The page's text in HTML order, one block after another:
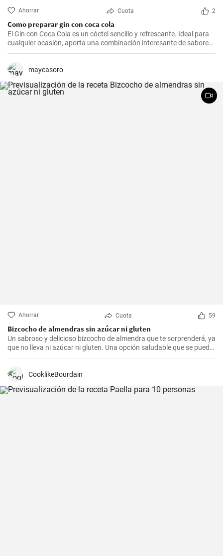
Ahorrar Cuota 2
Como preparar gin con coca cola
El Gin con Coca Cola es un cóctel sencillo y refrescante. Ideal para
cualquier ocasión, aporta una combinación interesante de sabores
que resultarán del agrado para quienes disfrutan de bebidas
común mezclar gin con Coca Cola, esta receta puede sorprender
por su agradable sabor.
maycasoro
Ahorrar Cuota 59
Bizcocho de almendras sin azúcar ni gluten
Un sabroso y delicioso bizcocho de almendra que te sorprenderá, ya
que no lleva ni azúcar ni gluten. Una opción saludable que se puede
adaptar a muchas personas.
CooklikeBourdain